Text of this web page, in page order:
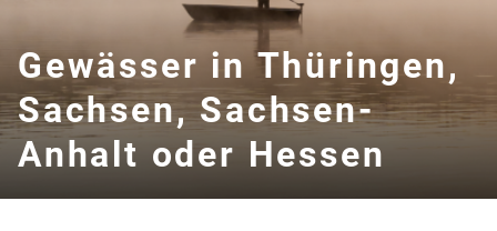
Gewässer in Thüringen,
Sachsen, Sachsen-
Anhalt oder Hessen